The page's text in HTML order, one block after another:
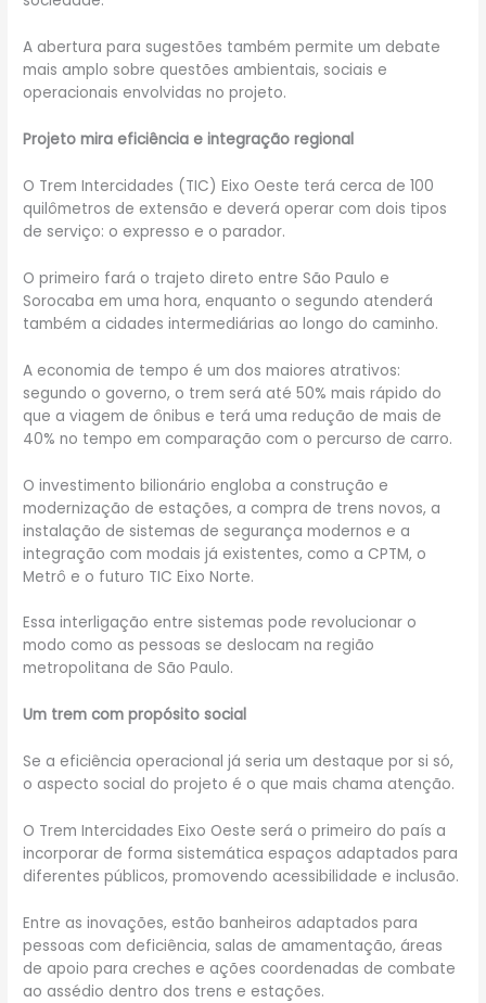
A abertura para sugestões também permite um debate
mais amplo sobre questões ambientais, sociais e
operacionais envolvidas no projeto.
Projeto mira eficiência e integração regional
O Trem Intercidades (TIC) Eixo Oeste terá cerca de 100
quilômetros de extensão e deverá operar com dois tipos
de serviço: o expresso e o parador.
O primeiro fará o trajeto direto entre São Paulo e
Sorocaba em uma hora, enquanto o segundo atenderá
também a cidades intermediárias ao longo do caminho.
A economia de tempo é um dos maiores atrativos:
segundo o governo, o trem será até 50% mais rápido do
que a viagem de ônibus e terá uma redução de mais de
40% no tempo em comparação com o percurso de carro.
O investimento bilionário engloba a construção e
modernização de estações, a compra de trens novos, a
instalação de sistemas de segurança modernos e a
integração com modais já existentes, como a CPTM, o
Metrô e o futuro TIC Eixo Norte.
Essa interligação entre sistemas pode revolucionar o
modo como as pessoas se deslocam na região
metropolitana de São Paulo.
Um trem com propósito social
Se a eficiência operacional já seria um destaque por si só,
o aspecto social do projeto é o que mais chama atenção.
O Trem Intercidades Eixo Oeste será o primeiro do país a
incorporar de forma sistemática espaços adaptados para
diferentes públicos, promovendo acessibilidade e inclusão.
Entre as inovações, estão banheiros adaptados para
pessoas com deficiência, salas de amamentação, áreas
de apoio para creches e ações coordenadas de combate
ao assédio dentro dos trens e estações.